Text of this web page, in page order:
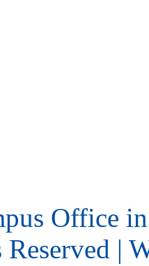
Office
|